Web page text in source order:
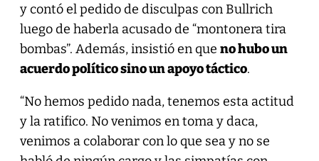
y contó el pedido de disculpas con Bullrich
luego de haberla acusado de “montonera tira
bombas”. Además, insistió en que no hubo un
acuerdo político sino un apoyo táctico.
“No hemos pedido nada, tenemos esta actitud
y la ratifico. No venimos en toma y daca,
venimos a colaborar con lo que sea y no se